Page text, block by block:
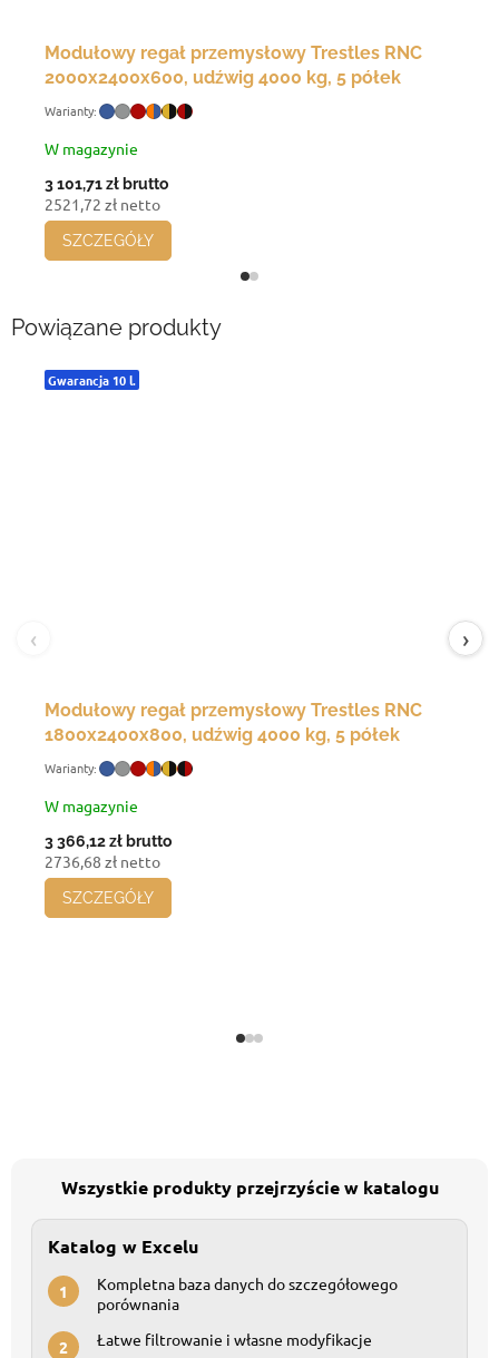
Modułowy regał przemysłowy Trestles RNC
2000x2400x600, udźwig 4000 kg, 5 półek
W magazynie
3 101,71 zł brutto
2521,72 zł netto
SZCZEGÓŁY
Powiązane produkty
Gwarancja 10 l.
Modułowy regał przemysłowy Trestles RNC
1800x2400x800, udźwig 4000 kg, 5 półek
W magazynie
3 366,12 zł brutto
2736,68 zł netto
SZCZEGÓŁY
‹ ›
Wszystkie produkty przejrzyście w katalogu
Katalog w Excelu
1
Kompletna baza danych do szczegółowego
porównania
2 Łatwe filtrowanie i własne modyfikacje